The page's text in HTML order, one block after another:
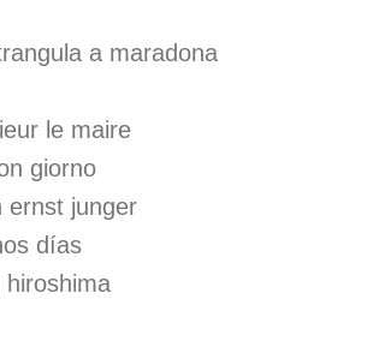
a maradona
le maire
giorno
ernst junger
días
hiroshima